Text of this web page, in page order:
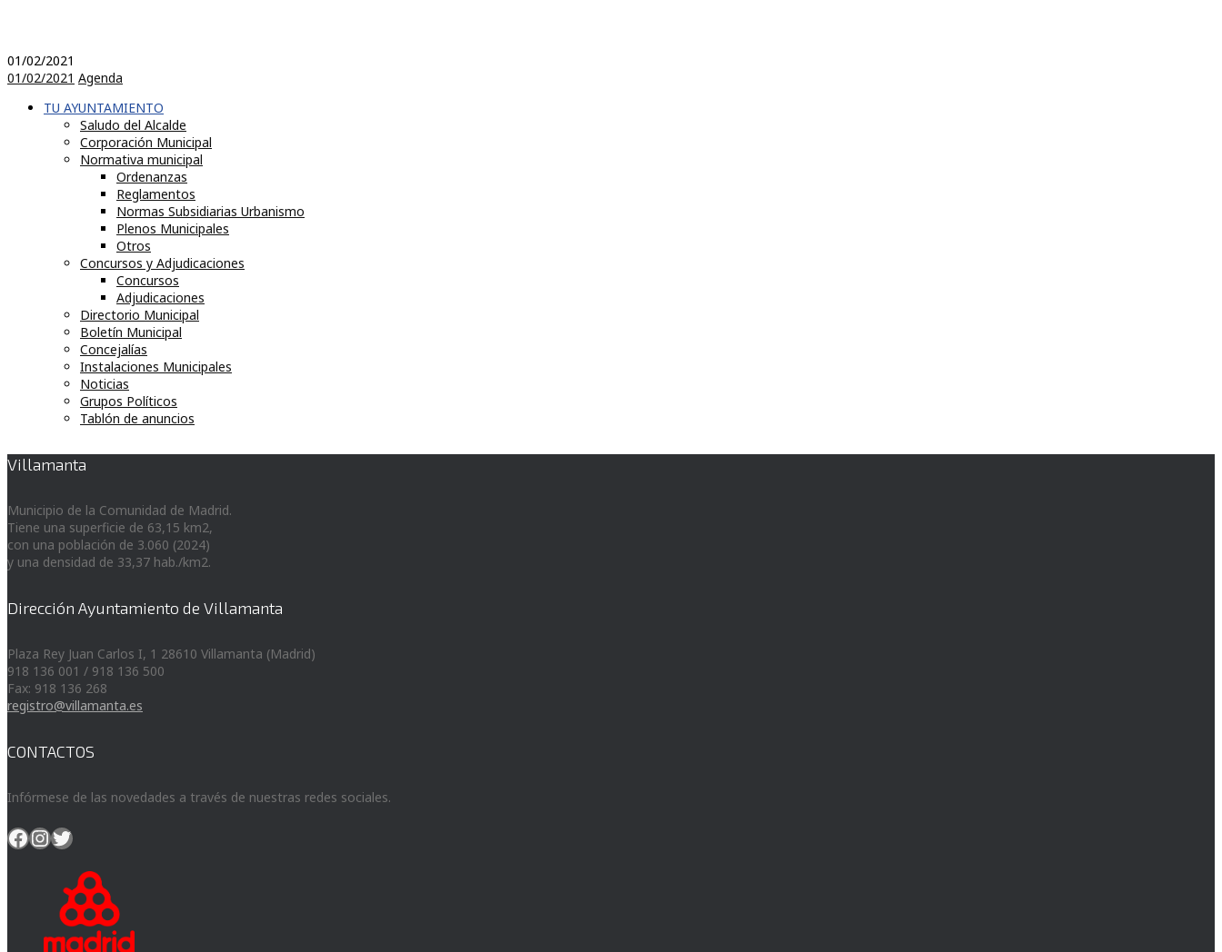
01/02/2021
01/02/2021 Agenda
TU AYUNTAMIENTO
Saludo del Alcalde
Corporación Municipal
Normativa municipal
Ordenanzas
Reglamentos
Normas Subsidiarias Urbanismo
Plenos Municipales
Otros
Concursos y Adjudicaciones
Concursos
Adjudicaciones
Directorio Municipal
Boletín Municipal
Concejalías
Instalaciones Municipales
Noticias
Grupos Políticos
Tablón de anuncios
Villamanta
Municipio de la Comunidad de Madrid.
Tiene una superficie de 63,15 km2,
con una población de 3.060 (2024)
y una densidad de 33,37 hab./km2.
Dirección Ayuntamiento de Villamanta
Plaza Rey Juan Carlos I, 1 28610 Villamanta (Madrid)
918 136 001 / 918 136 500
Fax: 918 136 268
registro@villamanta.es
CONTACTOS
Infórmese de las novedades a través de nuestras redes sociales.
Facebook
Instagram
Twitter